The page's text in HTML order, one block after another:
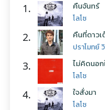
1. คืนจันทร์
โลโซ
2. คืนที่ดาว
ปราโมทย์
3. ไม่คิดนอก
โลโซ
4. ใจสั่งมา
โลโซ